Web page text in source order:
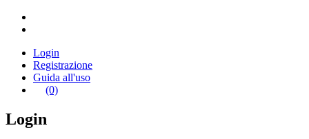
Login
Registrazione
Guida all'uso
(0)
Login